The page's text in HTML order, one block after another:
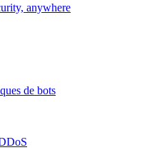
anywhere
de bots